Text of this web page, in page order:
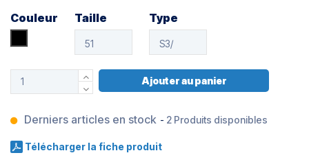
Couleur Taille Type
Ajouter au panier
Derniers articles en stock - 2 Produits disponibles
Télécharger la fiche produit